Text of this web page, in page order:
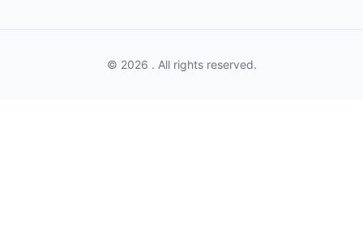
© 2026 . All rights reserved.